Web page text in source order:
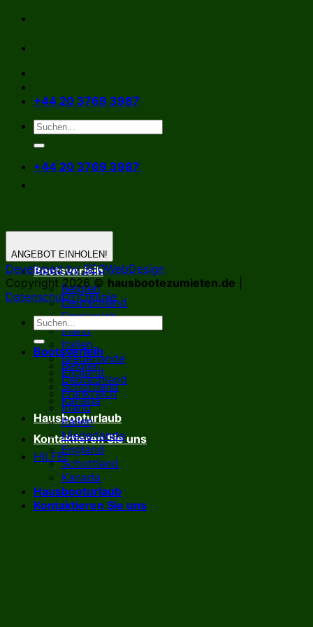
Zum
springen
+44 20 3769 3987
+44 20 3769 3987
Bootsverleih
Belgien
Deutschland
Frankreich
Irland
Italien
Niederlande
England
Schottland
Kanada
Hausbooturlaub
Kontaktieren Sie uns
HILFE!
ANGEBOT EINHOLEN!
Developed by SEOWebDesign
Copyright 2026 © hausbootezumieten.de
Datenschutzrichtlinie
Bootsverleih
Belgien
Deutschland
Frankreich
Irland
Italien
Niederlande
England
Schottland
Kanada
Hausbooturlaub
Kontaktieren Sie uns